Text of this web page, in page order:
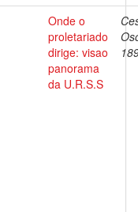
Onde o
proletariado
dirige: visao
panorama
da U.R.S.S